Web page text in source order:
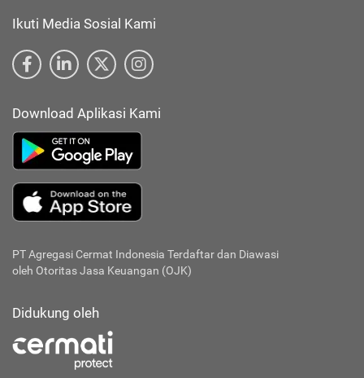
Ikuti Media Sosial Kami
Download Aplikasi Kami
PT Agregasi Cermat Indonesia Terdaftar dan Diawasi
oleh Otoritas Jasa Keuangan (OJK)
Didukung oleh